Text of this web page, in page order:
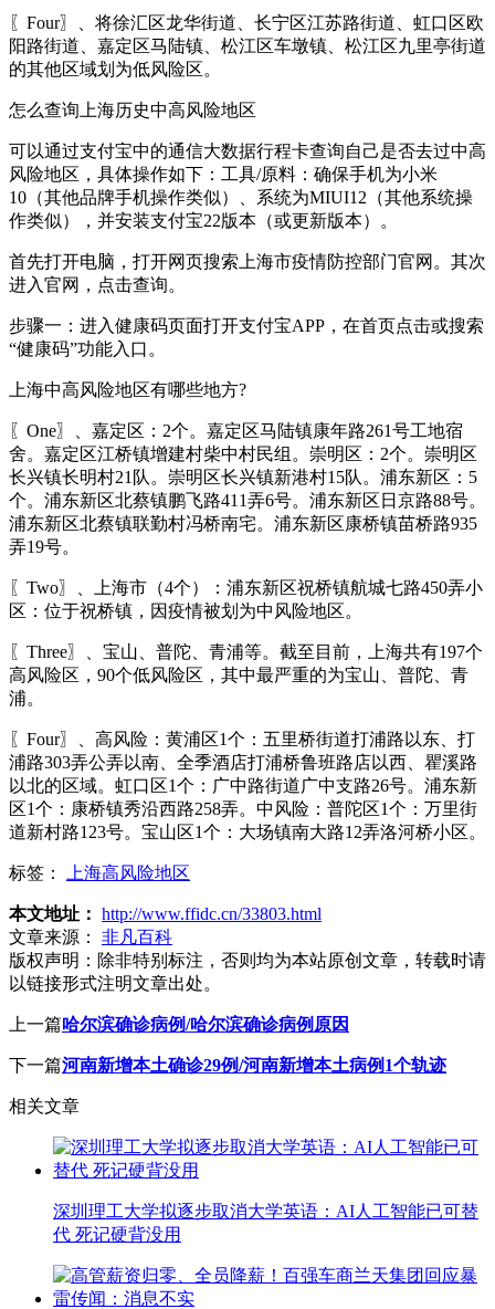
〖Four〗、将徐汇区龙华街道、长宁区江苏路街道、虹口区欧
阳路街道、嘉定区马陆镇、松江区车墩镇、松江区九里亭街道
的其他区域划为低风险区。
怎么查询上海历史中高风险地区
可以通过支付宝中的通信大数据行程卡查询自己是否去过中高
风险地区，具体操作如下：工具/原料：确保手机为小米
10（其他品牌手机操作类似）、系统为MIUI12（其他系统操
作类似），并安装支付宝22版本（或更新版本）。
首先打开电脑，打开网页搜索上海市疫情防控部门官网。其次
进入官网，点击查询。
步骤一：进入健康码页面打开支付宝APP，在首页点击或搜索
“健康码”功能入口。
上海中高风险地区有哪些地方?
〖One〗、嘉定区：2个。嘉定区马陆镇康年路261号工地宿
舍。嘉定区江桥镇增建村柴中村民组。崇明区：2个。崇明区
长兴镇长明村21队。崇明区长兴镇新港村15队。浦东新区：5
个。浦东新区北蔡镇鹏飞路411弄6号。浦东新区日京路88号。
浦东新区北蔡镇联勤村冯桥南宅。浦东新区康桥镇苗桥路935
弄19号。
〖Two〗、上海市（4个）：浦东新区祝桥镇航城七路450弄小
区：位于祝桥镇，因疫情被划为中风险地区。
〖Three〗、宝山、普陀、青浦等。截至目前，上海共有197个
高风险区，90个低风险区，其中最严重的为宝山、普陀、青
浦。
〖Four〗、高风险：黄浦区1个：五里桥街道打浦路以东、打
浦路303弄公弄以南、全季酒店打浦桥鲁班路店以西、瞿溪路
以北的区域。虹口区1个：广中路街道广中支路26号。浦东新
区1个：康桥镇秀沿西路258弄。中风险：普陀区1个：万里街
道新村路123号。宝山区1个：大场镇南大路12弄洛河桥小区。
标签： 上海高风险地区
本文地址： http://www.ffidc.cn/33803.html
文章来源：
非凡百科
版权声明： 除非特别标注，否则均为本站原创文章，转载时请
以链接形式注明文章出处。
上一篇哈尔滨确诊病例/哈尔滨确诊病例原因
下一篇河南新增本土确诊29例/河南新增本土病例1个轨迹
相关文章
深圳理工大学拟逐步取消大学英语：AI人工智能已可替
代 死记硬背没用